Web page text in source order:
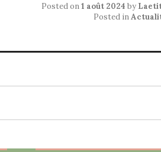
Posted on1 août 2024 by
Posted in